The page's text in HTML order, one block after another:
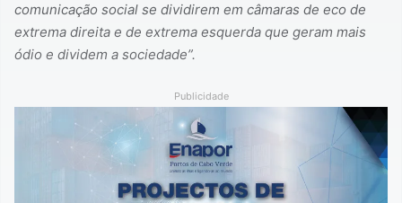
comunicação social se dividirem em câmaras de eco de
extrema direita e de extrema esquerda que geram mais
ódio e dividem a sociedade”.
Publicidade